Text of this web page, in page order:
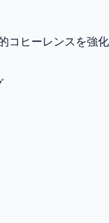
コヒーレンスを強化